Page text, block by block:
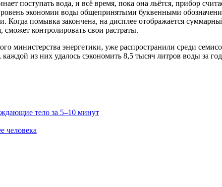
поступать вода, и всё время, пока она льётся, прибор
экономии воды общепринятыми буквенными
помывка закончена, на дисплее отображается
контролировать свои растраты.
министерства энергетики, уже распространили среди
из них удалось сэкономить 8,5 тысяч литров воды за
тело за 5–10 минут
человека